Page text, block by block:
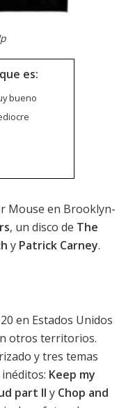
es:
bueno
Mouse en Brooklyn-
, un disco de The
y Patrick Carney.
en Estados Unidos
otros territorios.
y tres temas
Keep my
part II y Chop and